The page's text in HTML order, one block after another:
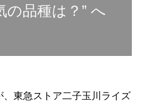
の品種は？” へ
東急ストア二子玉川ライズ